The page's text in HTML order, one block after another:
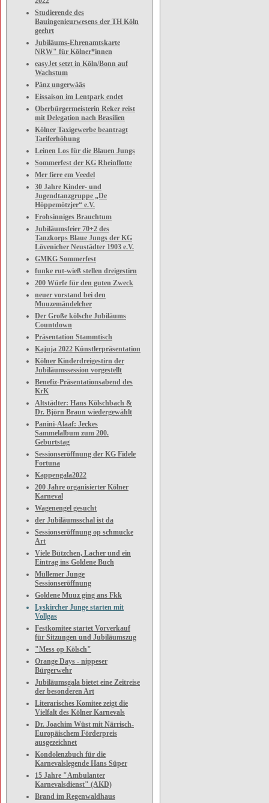
Studierende des
Bauingenieurwesens der TH Köln
geehrt
Jubiläums-Ehrenamtskarte
NRW" für Kölner*innen
easyJet setzt in Köln/Bonn auf
Wachstum
Pänz ungerwääs
Eissaison im Lentpark endet
Oberbürgermeisterin Reker reist
mit Delegation nach Brasilien
Kölner Taxigewerbe beantragt
Tariferhöhung
Leinen Los für die Blauen Jungs
Sommerfest der KG Rheinflotte
Mer fiere em Veedel
30 Jahre Kinder- und
Jugendtanzgruppe „De
Höppemötzjer“ e.V.
Frohsinniges Brauchtum
Jubiläumsfeier 70+2 des
Tanzkorps Blaue Jungs der KG
Lövenicher Neustädter 1903 e.V.
GMKG Sommerfest
funke rut-wieß stellen dreigestirn
200 Würfe für den guten Zweck
neuer vorstand bei den
Muuzemändelcher
Der Große kölsche Jubiläums
Countdown
Präsentation Stammtisch
Kajuja 2022 Künstlerpräsentation
Kölner Kinderdreigestirn der
Jubiläumssession vorgestellt
Benefiz-Präsentationsabend des
KrK
Altstädter: Hans Kölschbach &
Dr. Björn Braun wiedergewählt
Panini-Alaaf: Jeckes
Sammelalbum zum 200.
Geburtstag
Sessionseröffnung der KG Fidele
Fortuna
Kappengala2022
200 Jahre organisierter Kölner
Karneval
Wagenengel gesucht
der Jubiläumsschal ist da
Sessionseröffnung op schmucke
Art
Viele Bützchen, Lacher und ein
Eintrag ins Goldene Buch
Müllemer Junge
Sessionseröffnung
Goldene Muuz ging ans Fkk
Lyskircher Junge starten mit
Vollgas
Festkomitee startet Vorverkauf
für Sitzungen und Jubiläumszug
"Mess op Kölsch"
Orange Days - nippeser
Bürgerwehr
Jubiläumsgala bietet eine Zeitreise
der besonderen Art
Literarisches Komitee zeigt die
Vielfalt des Kölner Karnevals
Dr. Joachim Wüst mit Närrisch-
Europäischem Förderpreis
ausgezeichnet
Kondolenzbuch für die
Karnevalslegende Hans Süper
15 Jahre "Ambulanter
Karnevalsdienst" (AKD)
Brand im Regenwaldhaus